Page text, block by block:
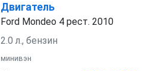
Двигатель
Ford Mondeo 4 рест. 2010
2.0 л., бензин
минивэн